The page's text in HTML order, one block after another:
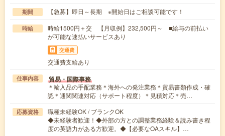
期間 【急募】即日～長期 ※開始日はご相談可能です！
時給
時給1500円＋交 【月収例】232,500円～ ■給与の前払い
が可能な速払いサービスあり
交通費
交通費支給あり
仕事内容 貿易・国際事務
＊輸入品の手配業務＊海外への発注業務＊貿易書類作成・確
認＊通関関連対応（サポート程度）＊見積対応＊売…
応募資格
職種未経験OK / ブランクOK
◆未経験者歓迎！◆外部の方との調整業務経験＆読み書き程
度の英語力がある方歓迎。◆【必要なOAスキル】…